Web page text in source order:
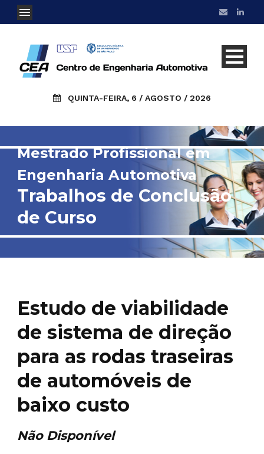
QUINTA-FEIRA, 6 / AGOSTO / 2026
Mestrado Profissional em
Engenharia Automotiva
Trabalhos de Conclusão
de Curso
Estudo de viabilidade
de sistema de direção
para as rodas traseiras
de automóveis de
baixo custo
Não Disponível